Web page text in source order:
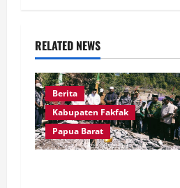
g
a
t
i
o
RELATED NEWS
Berita
Kabupaten Fakfak
Papua Barat